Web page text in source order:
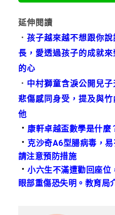
延伸閱讀
． 孩子越來越不想跟你
長，愛透過孩子的成就
的心
． 中村獅童含淚公開兒
悲傷感同身受，提及與
他
． 康軒卓越盃數學是什麼
． 克沙奇A6型腸病毒，
請注意預防措施
．小六生不滿遭勸回座位
眼部重傷恐失明。教育局